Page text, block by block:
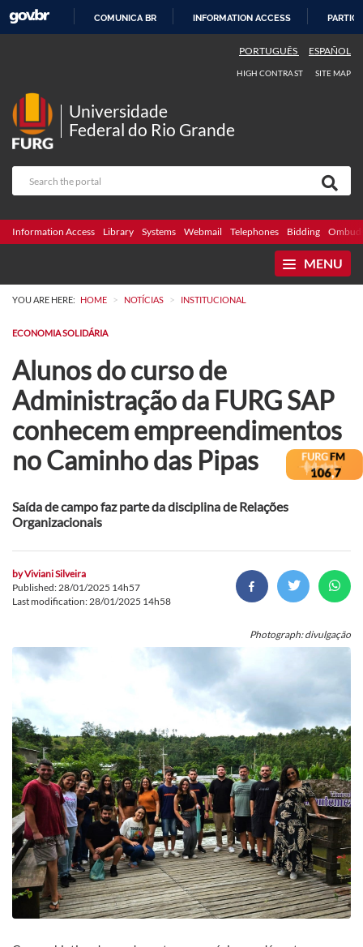
COMUNICA BR INFORMATION ACCESS
PORTUGUÊS ESPAÑOL
HIGH CONTRAST SITE MAP
Universidade
Federal do Rio Grande
Information Access Library Systems Webmail Telephones Bidding
MENU
YOU ARE HERE: HOME > NOTÍCIAS > INSTITUCIONAL
ECONOMIA SOLIDÁRIA
Alunos do curso de
Administração da FURG SAP
conhecem empreendimentos
no Caminho das Pipas
Saída de campo faz parte da disciplina de Relações
Organizacionais
byViviani Silveira
Published: 28/01/2025 14h57
Last modification: 28/01/2025 14h58
Photograph: divulgação